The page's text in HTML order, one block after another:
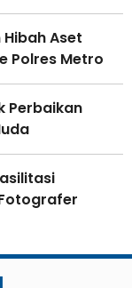
Aset
Polres Metro
Perbaikan